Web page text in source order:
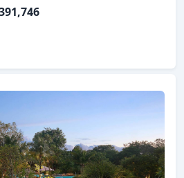
fasilitas dan layanan,
semua yang Anda
dengan nyaman. Semua
termasuk layanan kamar
kamar, kapel, layanan
telah tersedia. Kamar
fasilitas yang Anda
dengan nyaman. Di
televisi layar datar,
kopi instan gratis, teh
datang gratis. Pulihkan